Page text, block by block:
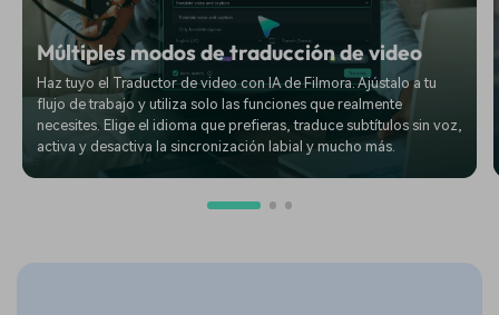
Múltiples modos de traducción de video
Haz tuyo el Traductor de video con IA de Filmora. Ajústalo a tu
flujo de trabajo y utiliza solo las funciones que realmente
necesites. Elige el idioma que prefieras, traduce subtítulos sin voz,
activa y desactiva la sincronización labial y mucho más.